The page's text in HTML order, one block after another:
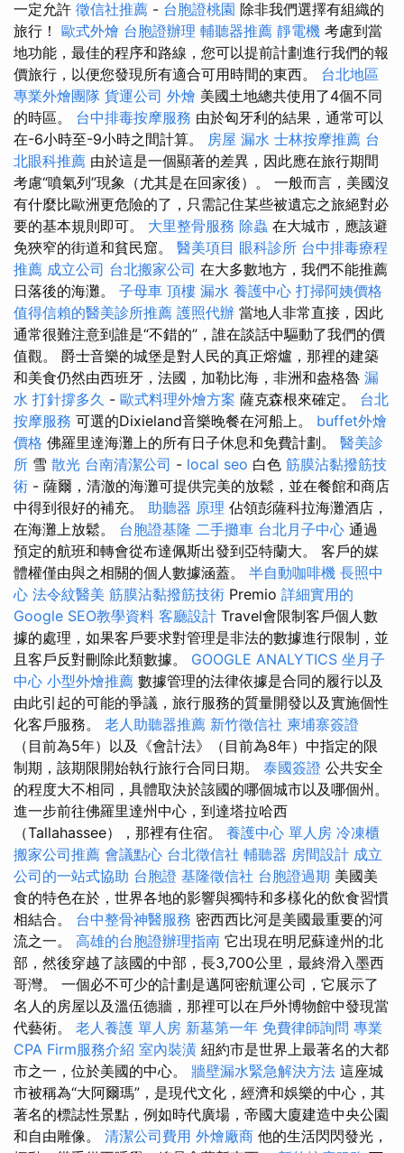
一定允許 徵信社推薦 - 台胞證桃園 除非我們選擇有組織的
旅行！ 歐式外燴 台胞證辦理 輔聽器推薦 靜電機 考慮到當
地功能，最佳的程序和路線，您可以提前計劃進行我們的報
價旅行，以便您發現所有適合可用時間的東西。 台北地區
專業外燴團隊 貨運公司 外燴 美國土地總共使用了4個不同
的時區。 台中排毒按摩服務 由於匈牙利的結果，通常可以
在-6小時至-9小時之間計算。 房屋 漏水 士林按摩推薦 台
北眼科推薦 由於這是一個顯著的差異，因此應在旅行期間
考慮“噴氣列”現象（尤其是在回家後）。 一般而言，美國沒
有什麼比歐洲更危險的了，只需記住某些被遺忘之旅絕對必
要的基本規則即可。 大里整骨服務 除蟲 在大城市，應該避
免狹窄的街道和貧民窟。 醫美項目 眼科診所 台中排毒療程
推薦 成立公司 台北搬家公司 在大多數地方，我們不能推薦
日落後的海灘。 子母車 頂樓 漏水 養護中心 打掃阿姨價格
值得信賴的醫美診所推薦 護照代辦 當地人非常直接，因此
通常很難注意到誰是“不錯的”，誰在談話中驅動了我們的價
值觀。 爵士音樂的城堡是對人民的真正熔爐，那裡的建築
和美食仍然由西班牙，法國，加勒比海，非洲和盎格魯 漏
水 打針撐多久 - 歐式料理外燴方案 薩克森根來確定。 台北
按摩服務 可選的Dixieland音樂晚餐在河船上。 buffet外燴
價格 佛羅里達海灘上的所有日子休息和免費計劃。 醫美診
所 雪 散光 台南清潔公司 - local seo 白色 筋膜沾黏撥筋技
術 - 薩爾，清澈的海灘可提供完美的放鬆，並在餐館和商店
中得到很好的補充。 助聽器 原理 佔領彭薩科拉海灘酒店，
在海灘上放鬆。 台胞證基隆 二手攤車 台北月子中心 通過
預定的航班和轉會從布達佩斯出發到亞特蘭大。 客戶的媒
體權僅由與之相關的個人數據涵蓋。 半自動咖啡機 長照中
心 法令紋醫美 筋膜沾黏撥筋技術 Premio 詳細實用的
Google SEO教學資料 客廳設計 Travel會限制客戶個人數
據的處理，如果客戶要求對管理是非法的數據進行限制，並
且客戶反對刪除此類數據。 GOOGLE ANALYTICS 坐月子
中心 小型外燴推薦 數據管理的法律依據是合同的履行以及
由此引起的可能的爭議，旅行服務的質量開發以及實施個性
化客戶服務。 老人助聽器推薦 新竹徵信社 柬埔寨簽證
（目前為5年）以及《會計法》（目前為8年）中指定的限
制期，該期限開始執行旅行合同日期。 泰國簽證 公共安全
的程度大不相同，具體取決於該國的哪個城市以及哪個州。
進一步前往佛羅里達州中心，到達塔拉哈西
（Tallahassee），那裡有住宿。 養護中心 單人房 冷凍櫃
搬家公司推薦 會議點心 台北徵信社 輔聽器 房間設計 成立
公司的一站式協助 台胞證 基隆徵信社 台胞證過期 美國美
食的特色在於，世界各地的影響與獨特和多樣化的飲食習慣
相結合。 台中整骨神醫服務 密西西比河是美國最重要的河
流之一。 高雄的台胞證辦理指南 它出現在明尼蘇達州的北
部，然後穿越了該國的中部，長3,700公里，最終滑入墨西
哥灣。 一個必不可少的計劃是邁阿密航運公司，它展示了
名人的房屋以及溫伍德牆，那裡可以在戶外博物館中發現當
代藝術。 老人養護 單人房 新墓第一年 免費律師詢問 專業
CPA Firm服務介紹 室內裝潢 紐約市是世界上最著名的大都
市之一，位於美國的中心。 牆壁漏水緊急解決方法 這座城
市被稱為“大阿爾瑪”，是現代文化，經濟和娛樂的中心，其
著名的標誌性景點，例如時代廣場，帝國大廈建造中央公園
和自由雕像。 清潔公司費用 外燴廠商 他的生活閃閃發光，